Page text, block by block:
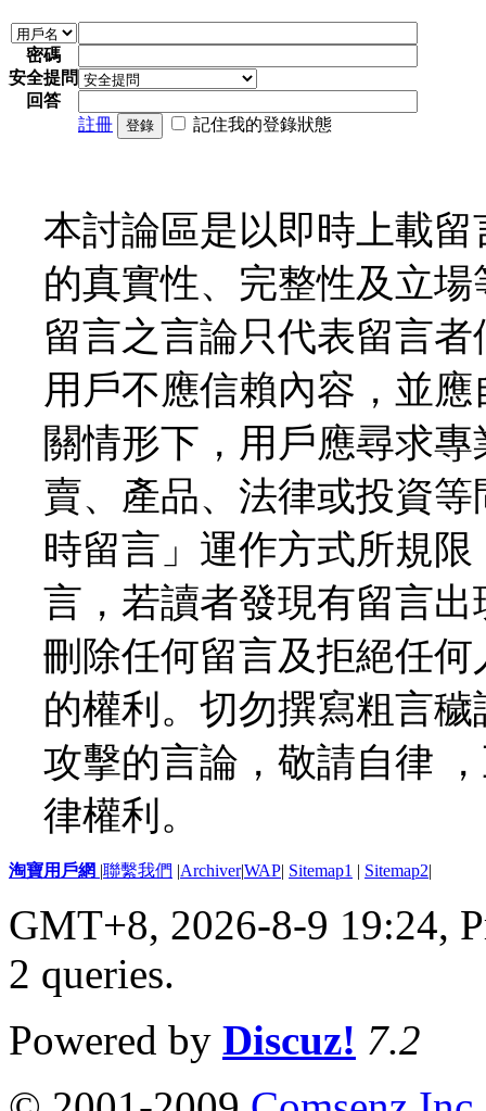
密碼
安全提問
回答
註冊
登錄 記住我的登錄狀態
本討論區是以即時上載
的真實性、完整性及立
留言之言論只代表留言
用戶不應信賴內容，並
關情形下，用戶應尋求
賣、產品、法律或投資
時留言」運作方式所規
言，若讀者發現有留言
刪除任何留言及拒絕任
的權利。切勿撰寫粗言
攻擊的言論，敬請自律
律權利。
淘寶用戶網 |聯繫我們 |Archiver|WAP| Sitemap1 | Sitemap2|
GMT+8, 2026-8-9 19:24,
2 queries.
Powered by Discuz! 7.2